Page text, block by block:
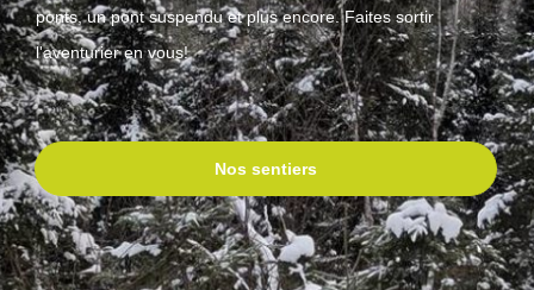
ponts, un pont suspendu et plus encore. Faites sortir
l'aventurier en vous!
Nos sentiers